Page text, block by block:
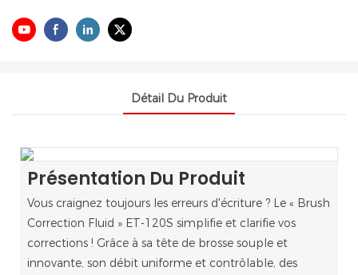
Détail Du Produit
Présentation Du Produit
Vous craignez toujours les erreurs d'écriture ? Le « Brush
Correction Fluid » ET-120S simplifie et clarifie vos
corrections ! Grâce à sa tête de brosse souple et
innovante, son débit uniforme et contrôlable, des